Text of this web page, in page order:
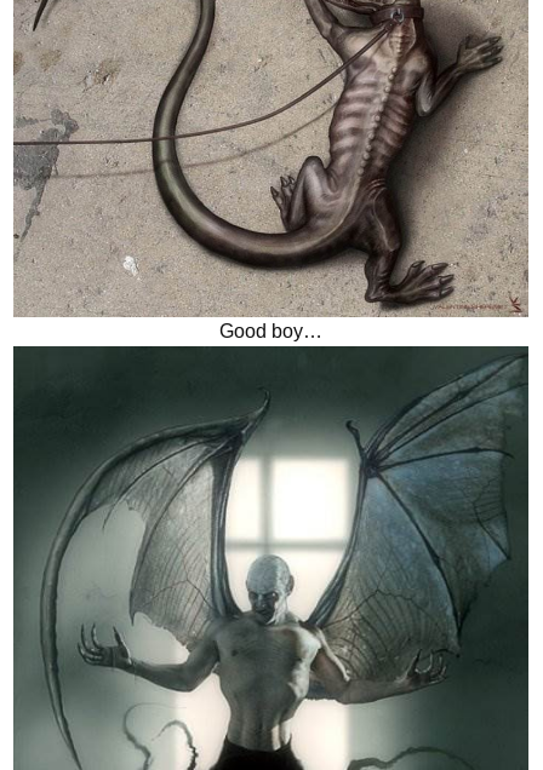
Good boy…